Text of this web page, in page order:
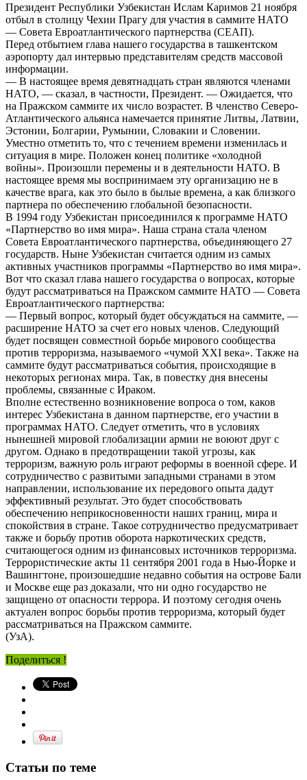
Президент Республики Узбекистан Ислам Каримов 21 ноября
отбыл в столицу Чехии Прагу для участия в саммите НАТО
— Совета Евроатлантического партнерства (СЕАП).
Перед отбытием глава нашего государства в ташкентском
аэропорту дал интервью представителям средств массовой
информации.
— В настоящее время девятнадцать стран являются членами
НАТО, — сказал, в частности, Президент. — Ожидается, что
на Пражском саммите их число возрастет. В членство Северо-
Атлантического альянса намечается принятие Литвы, Латвии,
Эстонии, Болгарии, Румынии, Словакии и Словении.
Уместно отметить то, что с течением времени изменилась и
ситуация в мире. Положен конец политике «холодной
войны». Произошли перемены и в деятельности НАТО. В
настоящее время мы воспринимаем эту организацию не в
качестве врага, как это было в былые времена, а как близкого
партнера по обеспечению глобальной безопасности.
В 1994 году Узбекистан присоединился к программе НАТО
«Партнерство во имя мира». Наша страна стала членом
Совета Евроатлантического партнерства, объединяющего 27
государств. Ныне Узбекистан считается одним из самых
активных участников программы «Партнерство во имя мира».
Вот что сказал глава нашего государства о вопросах, которые
будут рассматриваться на Пражском саммите НАТО — Совета
Евроатлантического партнерства:
— Первый вопрос, который будет обсуждаться на саммите, —
расширение НАТО за счет его новых членов. Следующий
будет посвящен совместной борьбе мирового сообщества
против терроризма, называемого «чумой XXI века». Также на
саммите будут рассматриваться события, происходящие в
некоторых регионах мира. Так, в повестку дня внесены
проблемы, связанные с Ираком.
Вполне естественно возникновение вопроса о том, каков
интерес Узбекистана в данном партнерстве, его участии в
программах НАТО. Следует отметить, что в условиях
нынешней мировой глобализации армии не воюют друг с
другом. Однако в предотвращении такой угрозы, как
терроризм, важную роль играют реформы в военной сфере. И
сотрудничество с развитыми западными странами в этом
направлении, использование их передового опыта дадут
эффективный результат. Это будет способствовать
обеспечению неприкосновенности наших границ, мира и
спокойствия в стране. Такое сотрудничество предусматривает
также и борьбу против оборота наркотических средств,
считающегося одним из финансовых источников терроризма.
Террористические акты 11 сентября 2001 года в Нью-Йорке и
Вашингтоне, произошедшие недавно события на острове Бали
и Москве еще раз доказали, что ни одно государство не
защищено от опасности террора. И поэтому сегодня очень
актуален вопрос борьбы против терроризма, который будет
рассматриваться на Пражском саммите.
(УзА).
Поделиться !
Статьи по теме